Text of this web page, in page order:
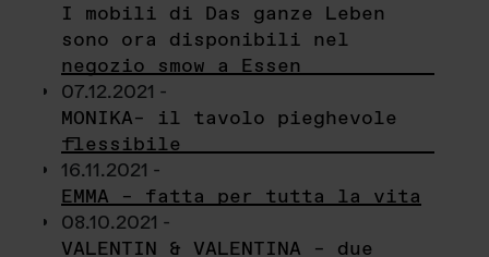
I mobili di Das ganze Leben
sono ora disponibili nel
negozio smow a Essen
07.12.2021 -
MONIKA– il tavolo pieghevole
flessibile
16.11.2021 -
EMMA – fatta per tutta la vita
08.10.2021 -
VALENTIN & VALENTINA – due